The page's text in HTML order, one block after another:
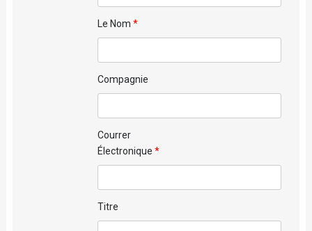
Le Nom
Compagnie
Courrer
Électronique
Titre